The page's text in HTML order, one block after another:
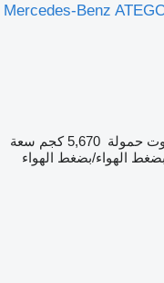
Mercedes-Benz
حمولة 5,670 كجم
سعة
بضغط الهواء/بضغط الهواء